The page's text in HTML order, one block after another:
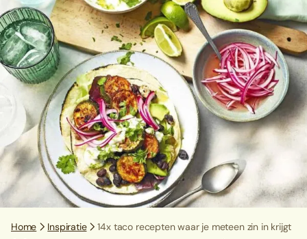
Home Inspiratie 14x taco recepten waar je meteen zin in krijgt